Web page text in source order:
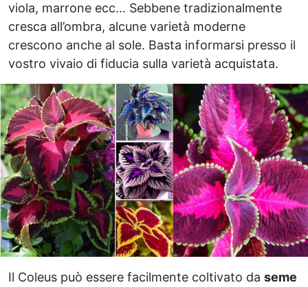
viola, marrone ecc… Sebbene tradizionalmente
cresca all’ombra, alcune varietà moderne
crescono anche al sole. Basta informarsi presso il
vostro vivaio di fiducia sulla varietà acquistata.
Il Coleus può essere facilmente coltivato da seme